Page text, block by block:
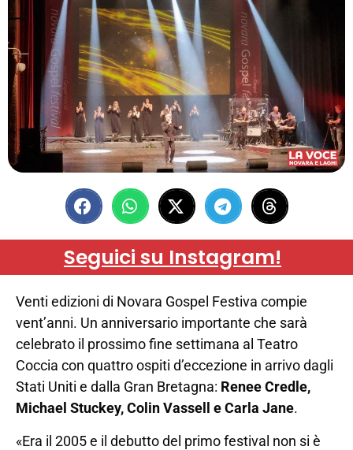
Seguici su Instagram!
Venti edizioni di Novara Gospel Festiva compie
vent’anni. Un anniversario importante che sarà
celebrato il prossimo fine settimana al Teatro
Coccia con quattro ospiti d’eccezione in arrivo dagli
Stati Uniti e dalla Gran Bretagna: Renee Credle,
Michael Stuckey, Colin Vassell e Carla Jane.
«Era il 2005 e il debutto del primo festival non si è